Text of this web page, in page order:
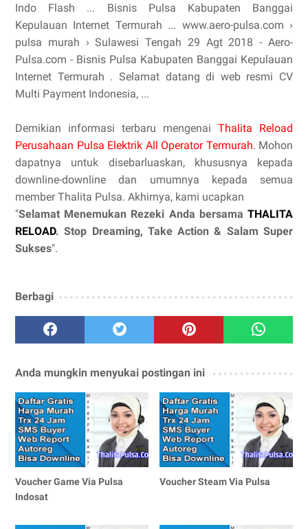
Indo Flash ... Bisnis Pulsa Kabupaten Banggai
Kepulauan Internet Termurah ... www.aero-pulsa.com ›
pulsa murah › Sulawesi Tengah 29 Agt 2018 - Aero-
Pulsa.com - Bisnis Pulsa Kabupaten Banggai Kepulauan
Internet Termurah . Selamat datang di web resmi CV
Multi Payment Indonesia, ...
Demikian informasi terbaru mengenai Thalita Reload
Perusahaan Pulsa Elektrik All Operator Termurah. Mohon
dapatnya untuk disebarluaskan, khususnya kepada
downline-downline dan umumnya kepada semua
member Thalita Pulsa. Akhirnya, kami ucapkan
"Selamat Menemukan Rezeki Anda bersama THALITA
RELOAD. Stop Dreaming, Take Action & Salam Super
Sukses".
Berbagi
Anda mungkin menyukai postingan ini
Voucher Game Via Pulsa
Indosat
Voucher Steam Via Pulsa